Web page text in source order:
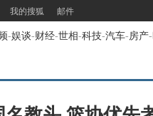
我的搜狐 邮件
-娱谈-财经-世相-科技-汽车-房产-